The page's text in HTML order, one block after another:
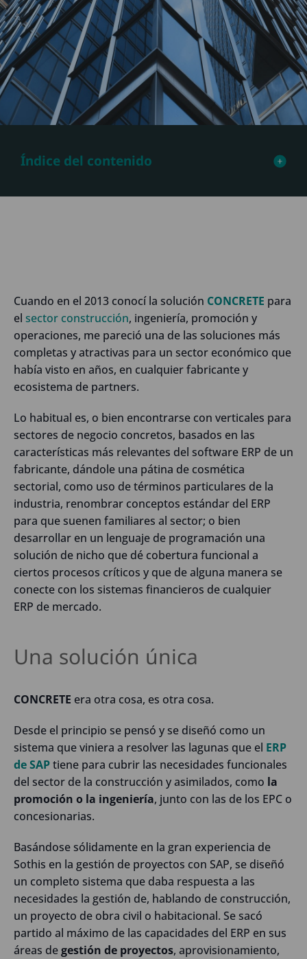
Índice del contenido
Cuando en el 2013 conocí la solución CONCRETE para
el sector construcción, ingeniería, promoción y
operaciones, me pareció una de las soluciones más
completas y atractivas para un sector económico que
había visto en años, en cualquier fabricante y
ecosistema de partners.
Lo habitual es, o bien encontrarse con verticales para
sectores de negocio concretos, basados en las
características más relevantes del software ERP de un
fabricante, dándole una pátina de cosmética
sectorial, como uso de términos particulares de la
industria, renombrar conceptos estándar del ERP
para que suenen familiares al sector; o bien
desarrollar en un lenguaje de programación una
solución de nicho que dé cobertura funcional a
ciertos procesos críticos y que de alguna manera se
conecte con los sistemas financieros de cualquier
ERP de mercado.
Una solución única
CONCRETE era otra cosa, es otra cosa.
Desde el principio se pensó y se diseñó como un
sistema que viniera a resolver las lagunas que el ERP
de SAPtiene para cubrir las necesidades funcionales
del sector de la construcción y asimilados, como la
promoción o la ingeniería, junto con las de los EPC o
concesionarias.
Basándose sólidamente en la gran experiencia de
Sothis en la gestión de proyectos con SAP, se diseñó
un completo sistema que daba respuesta a las
necesidades la gestión de, hablando de construcción,
un proyecto de obra civil o habitacional. Se sacó
partido al máximo de las capacidades del ERP en sus
áreas degestión de proyectos, aprovisionamiento,